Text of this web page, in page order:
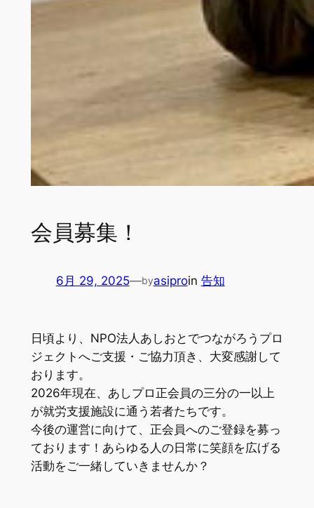
会員募集！
6月 29, 2025—byasiproin 告知
日頃より、NPO法人あしおとでつながろうプロ
ジェクトへご支援・ご協力頂き、大変感謝して
おります。
2026年現在、あしプロ正会員の三分の一以上
が就労支援施設に通う若者たちです。
今後の運営に向けて、正会員へのご登録を募っ
ております！あらゆる人の日常に笑顔を広げる
活動をご一緒していきませんか？